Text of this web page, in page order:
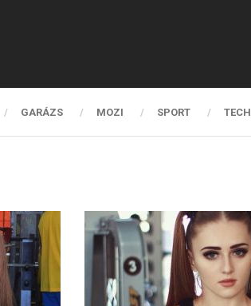
GARÁZS MOZI SPORT TECH